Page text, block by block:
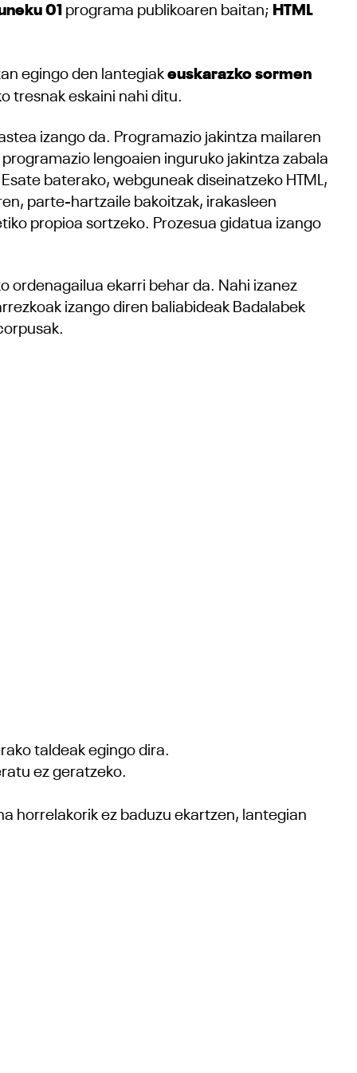
01 programa publikoaren baitan; HTML
egingo den lantegiak euskarazko sormen
tresnak eskaini nahi ditu.
izango da. Programazio jakintza mailaren
lengoaien inguruko jakintza zabala
baterako, webguneak diseinatzeko HTML,
parte-hartzaile bakoitzak, irakasleen
propioa sortzeko. Prozesua gidatua izango
ordenagailua ekarri behar da. Nahi izanez
izango diren baliabideak Badalabek
taldeak egingo dira.
ez geratzeko.
horrelakorik ez baduzu ekartzen, lantegian